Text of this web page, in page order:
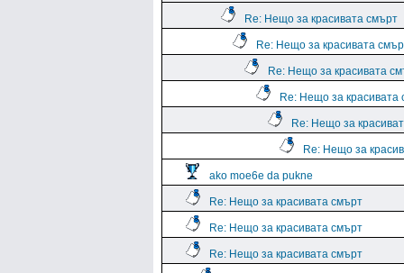
Re: Нещо за красивата смърт
Re: Нещо за красивата
Re: Нещо за красивата
Re: Нещо за красивата
Re: Нещо за
Re: Нещо за
ako moe6e da pukne
Re: Нещо за красивата смърт
Re: Нещо за красивата смърт
Re: Нещо за красивата смърт